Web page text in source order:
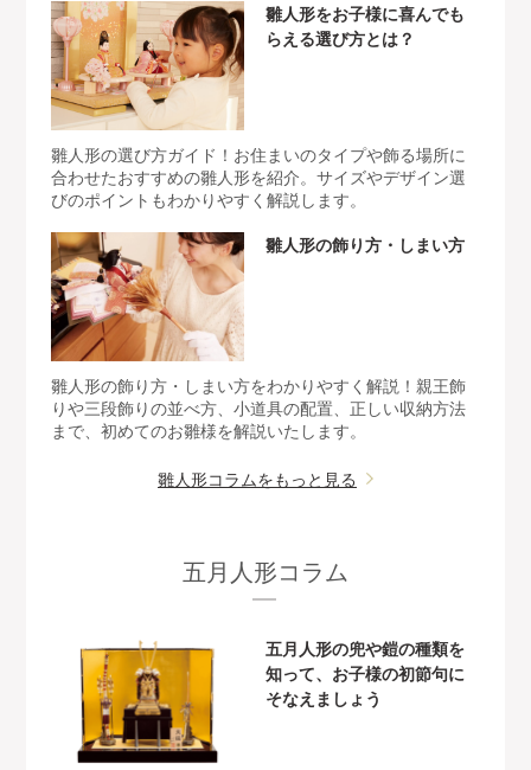
雛人形をお子様に喜んでも
らえる選び方とは？
雛人形の選び方ガイド！お住まいのタイプや飾る場所に
合わせたおすすめの雛人形を紹介。サイズやデザイン選
びのポイントもわかりやすく解説します。
雛人形の飾り方・しまい方
雛人形の飾り方・しまい方をわかりやすく解説！親王飾
りや三段飾りの並べ方、小道具の配置、正しい収納方法
まで、初めてのお雛様を解説いたします。
雛人形コラムをもっと見る
五月人形コラム
五月人形の兜や鎧の種類を
知って、お子様の初節句に
そなえましょう